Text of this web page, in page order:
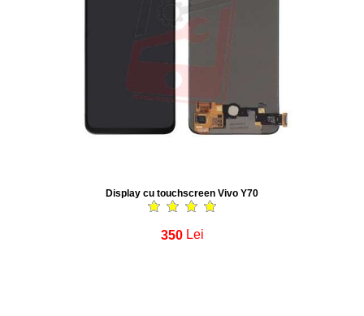
Display cu touchscreen Vivo Y70
350 Lei